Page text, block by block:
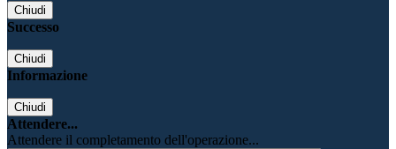
Chiudi
Successo
Chiudi
Informazione
Chiudi
Attendere...
Attendere il completamento dell'operazione...